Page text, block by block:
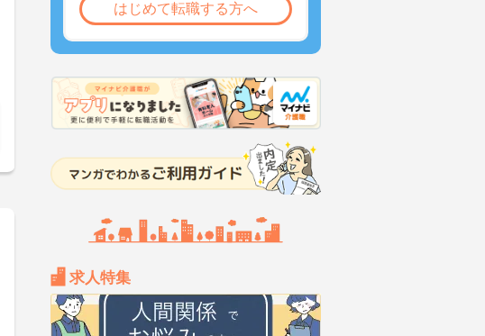
はじめて転職する方へ
求人特集